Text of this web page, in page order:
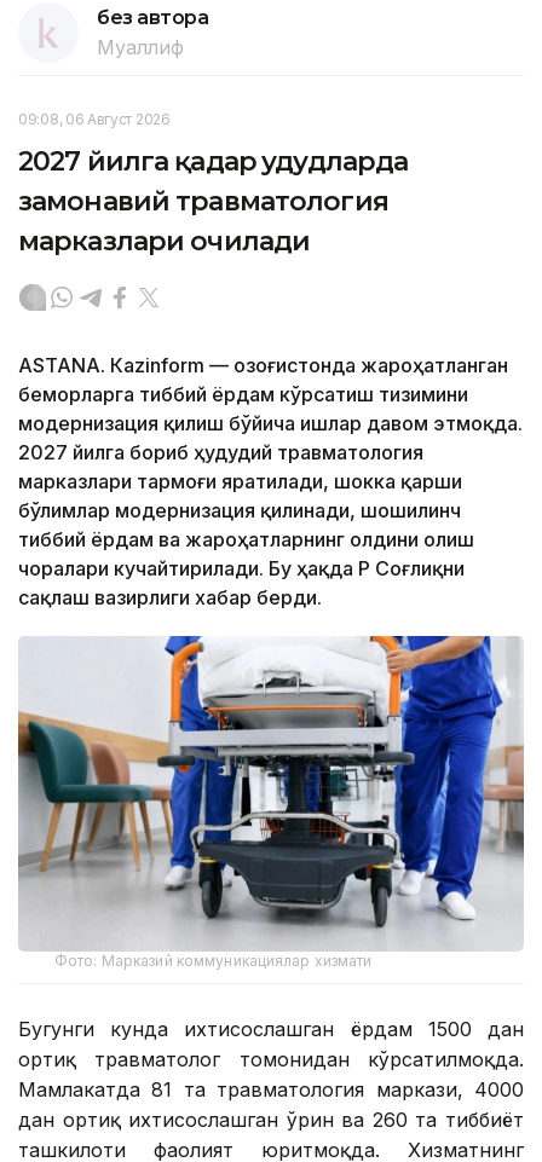
без автора
Муаллиф
09:08, 06 Август 2026
2027 йилга қадар ҳудудларда
замонавий травматология
марказлари очилади
ASTANА. Кazinform — Қозоғистонда жароҳатланган
беморларга тиббий ёрдам кўрсатиш тизимини
модернизация қилиш бўйича ишлар давом этмоқда.
2027 йилга бориб ҳудудий травматология
марказлари тармоғи яратилади, шокка қарши
бўлимлар модернизация қилинади, шошилинч
тиббий ёрдам ва жароҳатларнинг олдини олиш
чоралари кучайтирилади. Бу ҳақда ҚР Соғлиқни
сақлаш вазирлиги хабар берди.
Фото: Марказий коммуникациялар хизмати
Бугунги кунда ихтисослашган ёрдам 1500 дан
ортиқ травматолог томонидан кўрсатилмоқда.
Мамлакатда 81 та травматология маркази, 4000
дан ортиқ ихтисослашган ўрин ва 260 та тиббиёт
ташкилоти фаолият юритмоқда. Хизматнинг